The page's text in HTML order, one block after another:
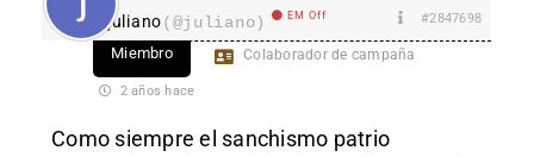
juliano(@juliano) EM Off #2847698
Miembro Colaborador de campaña
2 años hace
Como siempre el sanchismo patrio